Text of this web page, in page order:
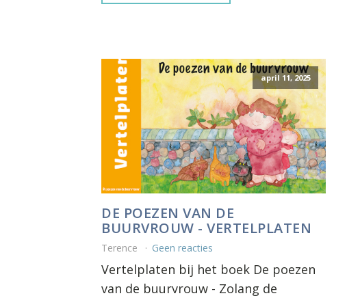
april 11, 2025
DE POEZEN VAN DE
BUURVROUW - VERTELPLATEN
Terence Geen reacties
Vertelplaten bij het boek De poezen
van de buurvrouw - Zolang de